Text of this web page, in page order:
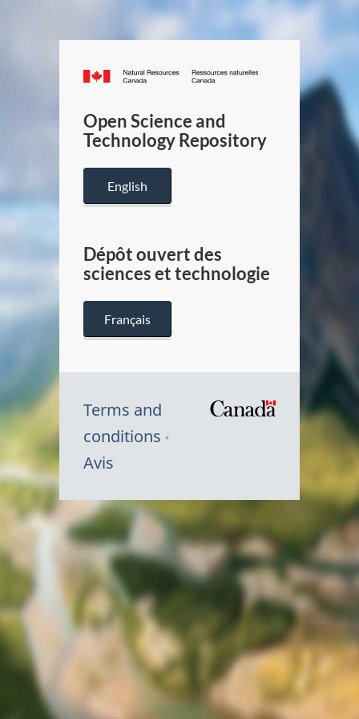
Canada.ca
/
Canada
Open Science and
Technology Repository
English
Dépôt ouvert des
sciences et technologie
Français
Terms and
conditions
Avis
Canada